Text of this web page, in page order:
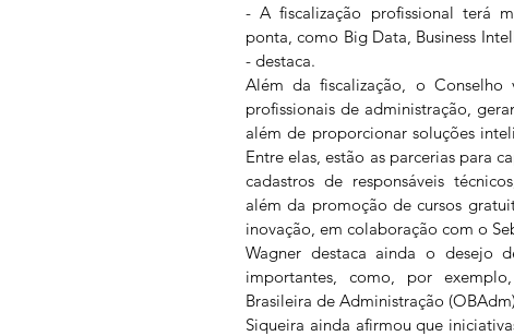
- A fiscalização profissional terá
ponta, como Big Data, Business
- destaca.
Além da fiscalização, o Conselho
profissionais de administração,
além de proporcionar soluções
Entre elas, estão as parcerias para
cadastros de responsáveis
além da promoção de cursos
inovação, em colaboração com o
Wagner destaca ainda o desejo
importantes, como, por
Brasileira de Administração
Siqueira ainda afirmou que